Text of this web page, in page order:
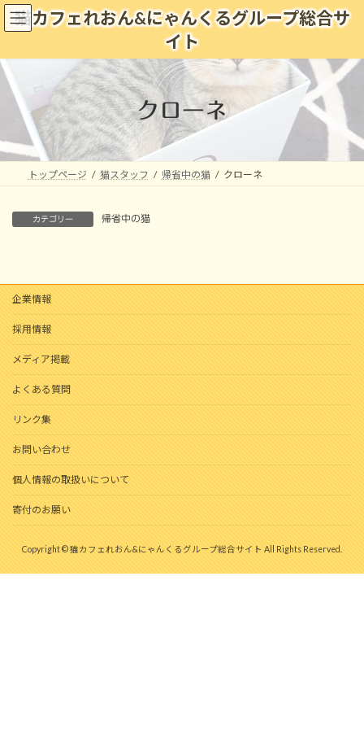
コ
ン
ン
ツ
へ
ッ
プ
ナ
ビ
ー
シ
ョ
移
動
猫カフェれおん&にゃんくるグループ総合サ
イト
クローネ
トップページ 猫スタッフ 帰省中の猫 クローネ
カテゴリー 帰省中の猫
企業情報
採用情報
メディア掲載
よくある質問
リンク集
お問い合わせ
個人情報の取扱いについて
寄付のお願い
Copyright © 猫カフェれおん&にゃんくるグループ総合サイト All Rights Reserved.